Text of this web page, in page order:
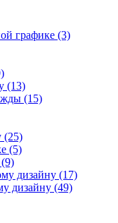
графике (3)
(13)
(15)
(25)
(5)
дизайну (17)
дизайну (49)